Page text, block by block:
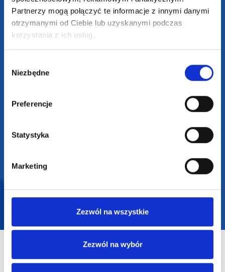
Partnerzy mogą połączyć te informacje z innymi danymi
otrzymanymi od Ciebie lub uzyskanymi podczas
korzystania z ich usług.
zgody
Niezbędne
Preferencje
Statystyka
Marketing
Zezwól na wszystkie
Zezwól na wybór
Zapraszamy do kontaktu
od poniedziałku do piątku
w godzinach 8:00 - 16:00
Dołącz do nas na
2025 SUPERGADŻET.com © Wszelkie prawa zastrzeżone /